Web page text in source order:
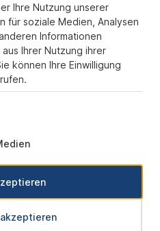
PokalExpress in Marl ist
und Trophäen aus Glas und
Unser herausragender
durch Schnelligkeit und
Anlass gerecht zu werden. Wir
Moments und bieten
oder in unserem Showroom, bei
die begeistert, und ein
Ihre Nutzung unserer
für soziale Medien, Analysen
Informationen
Ihrer Nutzung ihrer
können Ihre Einwilligung